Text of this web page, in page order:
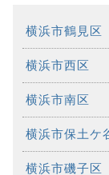
横浜市鶴見区
横浜市西区
横浜市南区
横浜市保土ケ
横浜市磯子区